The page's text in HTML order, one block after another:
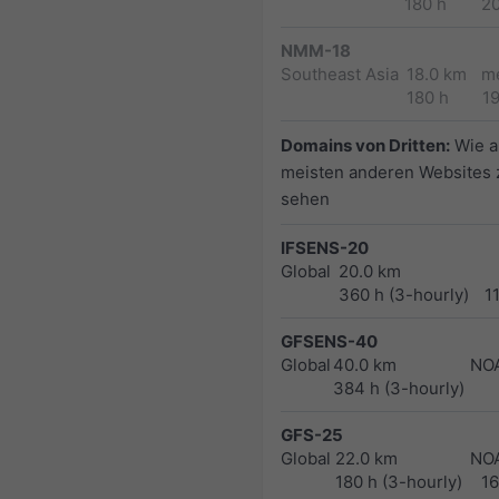
180 h
NMM-18
Southeast Asia 18.0 km
180 h
Domains von Dritten: Wie
meisten anderen Websites
sehen
IFSENS-20
Global 20.0 km
360 h (3-hourly)
GFSENS-40
Global 40.0 km
384 h (3-hourly)
GFS-25
Global 22.0 km
180 h (3-hourly)